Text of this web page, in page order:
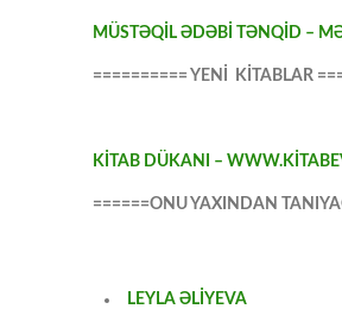
MÜSTƏQİL ƏDƏBİ TƏNQİD –
========== YENİ KİTABLAR
KİTAB DÜKANI –
======ONU YAXINDAN
LEYLA ƏLİYEVA